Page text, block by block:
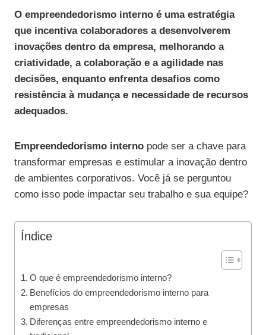
O empreendedorismo interno é uma estratégia
que incentiva colaboradores a desenvolverem
inovações dentro da empresa, melhorando a
criatividade, a colaboração e a agilidade nas
decisões, enquanto enfrenta desafios como
resistência à mudança e necessidade de recursos
adequados.
Empreendedorismo interno pode ser a chave para
transformar empresas e estimular a inovação dentro
de ambientes corporativos. Você já se perguntou
como isso pode impactar seu trabalho e sua equipe?
Índice
O que é empreendedorismo interno?
Benefícios do empreendedorismo interno para
empresas
Diferenças entre empreendedorismo interno e